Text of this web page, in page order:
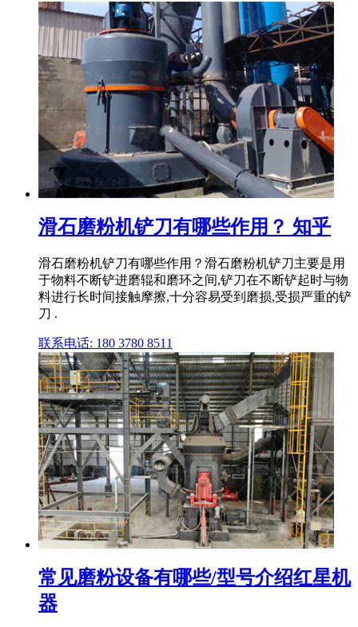
滑石磨粉机铲刀有哪些作用？ 知乎
滑石磨粉机铲刀有哪些作用？滑石磨粉机铲刀主要是用
于物料不断铲进磨辊和磨环之间,铲刀在不断铲起时与物
料进行长时间接触摩擦,十分容易受到磨损,受损严重的铲
刀 .
联系电话: 180 3780 8511
常见磨粉设备有哪些/型号介绍红星机
器